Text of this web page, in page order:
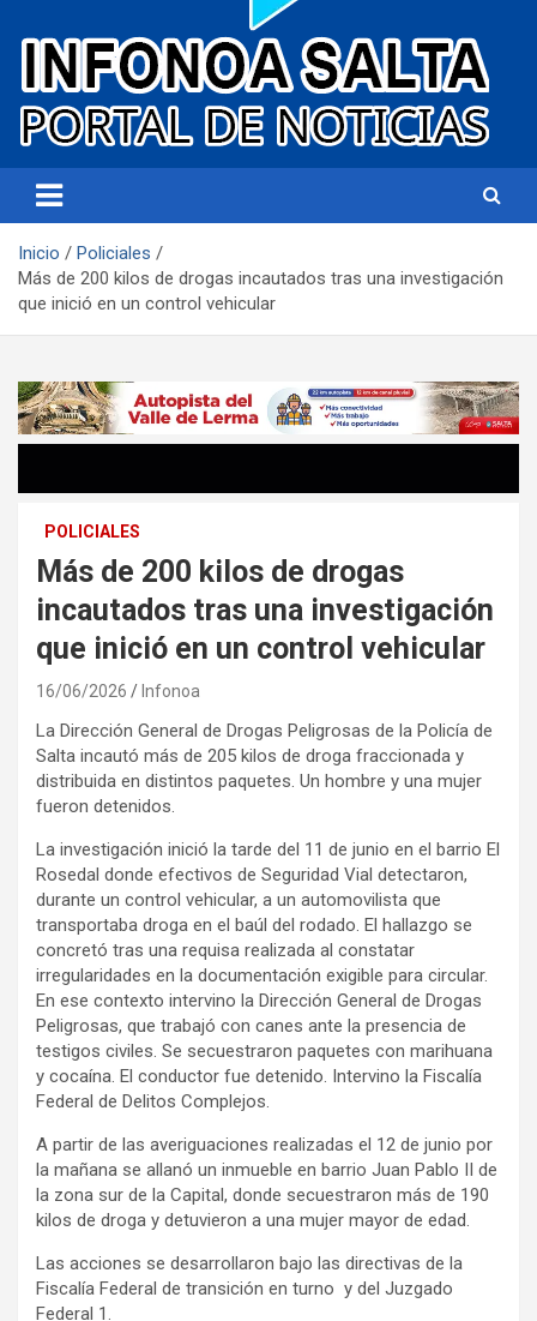
Infonoa Salta
Inicio
Policiales
Más de 200 kilos de drogas incautados tras una investigación
que inició en un control vehicular
POLICIALES
Más de 200 kilos de drogas
incautados tras una investigación
que inició en un control vehicular
16/06/2026 Infonoa
La Dirección General de Drogas Peligrosas de la Policía de
Salta incautó más de 205 kilos de droga fraccionada y
distribuida en distintos paquetes. Un hombre y una mujer
fueron detenidos.
La investigación inició la tarde del 11 de junio en el barrio El
Rosedal donde efectivos de Seguridad Vial detectaron,
durante un control vehicular, a un automovilista que
transportaba droga en el baúl del rodado. El hallazgo se
concretó tras una requisa realizada al constatar
irregularidades en la documentación exigible para circular.
En ese contexto intervino la Dirección General de Drogas
Peligrosas, que trabajó con canes ante la presencia de
testigos civiles. Se secuestraron paquetes con marihuana
y cocaína. El conductor fue detenido. Intervino la Fiscalía
Federal de Delitos Complejos.
A partir de las averiguaciones realizadas el 12 de junio por
la mañana se allanó un inmueble en barrio Juan Pablo II de
la zona sur de la Capital, donde secuestraron más de 190
kilos de droga y detuvieron a una mujer mayor de edad.
Las acciones se desarrollaron bajo las directivas de la
Fiscalía Federal de transición en turno y del Juzgado
Federal 1.